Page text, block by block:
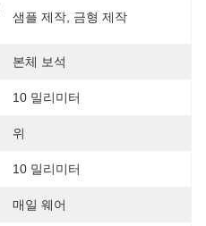
샘플 제작, 금형 제작
본체 보석
10 밀리미터
위
10 밀리미터
매일 웨어